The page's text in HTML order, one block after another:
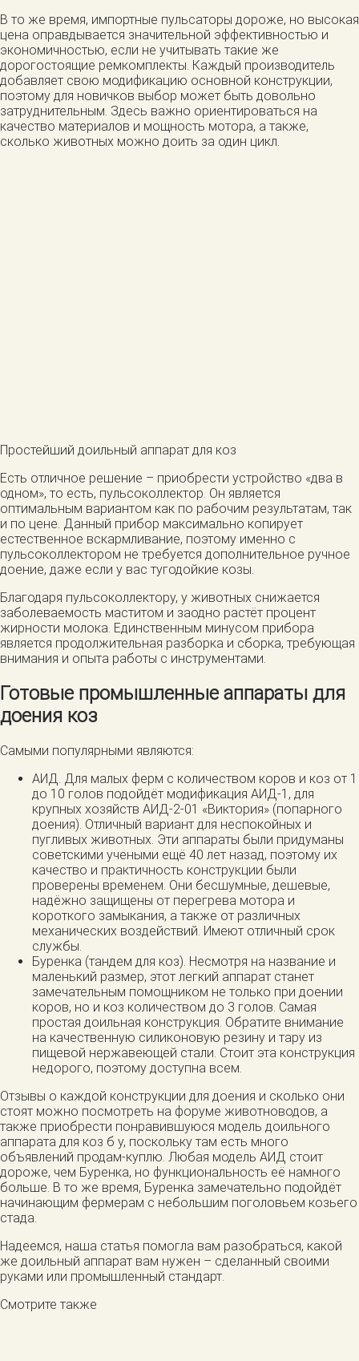
В то же время, импортные пульсаторы дороже, но высокая
цена оправдывается значительной эффективностью и
экономичностью, если не учитывать такие же
дорогостоящие ремкомплекты. Каждый производитель
добавляет свою модификацию основной конструкции,
поэтому для новичков выбор может быть довольно
затруднительным. Здесь важно ориентироваться на
качество материалов и мощность мотора, а также,
сколько животных можно доить за один цикл.
Простейший доильный аппарат для коз
Есть отличное решение – приобрести устройство «два в
одном», то есть, пульсоколлектор. Он является
оптимальным вариантом как по рабочим результатам, так
и по цене. Данный прибор максимально копирует
естественное вскармливание, поэтому именно с
пульсоколлектором не требуется дополнительное ручное
доение, даже если у вас тугодойкие козы.
Благодаря пульсоколлектору, у животных снижается
заболеваемость маститом и заодно растёт процент
жирности молока. Единственным минусом прибора
является продолжительная разборка и сборка, требующая
внимания и опыта работы с инструментами.
Готовые промышленные аппараты для
доения коз
Самыми популярными являются:
АИД. Для малых ферм с количеством коров и коз от 1
до 10 голов подойдёт модификация АИД-1, для
крупных хозяйств АИД-2-01 «Виктория» (попарного
доения). Отличный вариант для неспокойных и
пугливых животных. Эти аппараты были придуманы
советскими учеными ещё 40 лет назад, поэтому их
качество и практичность конструкции были
проверены временем. Они бесшумные, дешевые,
надёжно защищены от перегрева мотора и
короткого замыкания, а также от различных
механических воздействий. Имеют отличный срок
службы.
Буренка (тандем для коз). Несмотря на название и
маленький размер, этот легкий аппарат станет
замечательным помощником не только при доении
коров, но и коз количеством до 3 голов. Самая
простая доильная конструкция. Обратите внимание
на качественную силиконовую резину и тару из
пищевой нержавеющей стали. Стоит эта конструкция
недорого, поэтому доступна всем.
Отзывы о каждой конструкции для доения и сколько они
стоят можно посмотреть на форуме животноводов, а
также приобрести понравившуюся модель доильного
аппарата для коз б у, поскольку там есть много
объявлений продам-куплю. Любая модель АИД стоит
дороже, чем Буренка, но функциональность её намного
больше. В то же время, Буренка замечательно подойдёт
начинающим фермерам с небольшим поголовьем козьего
стада.
Надеемся, наша статья помогла вам разобраться, какой
же доильный аппарат вам нужен – сделанный своими
руками или промышленный стандарт.
Смотрите также